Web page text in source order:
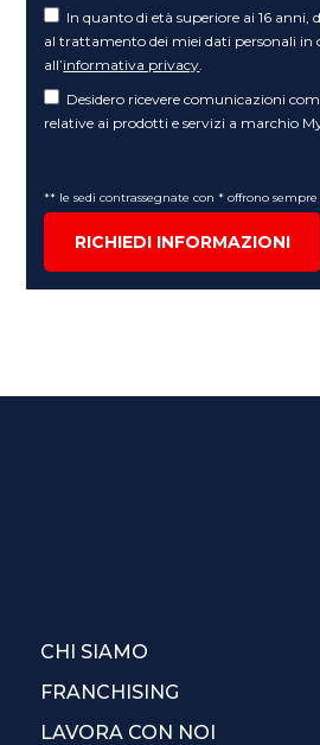
In quanto di età superiore ai 16 anni,
al trattamento dei miei dati personali in
all’informativa privacy
Desidero ricevere comunicazioni
relative ai prodotti e servizi a marchio
** le sedi contrassegnate con * offrono sempre
RICHIEDI INFORMAZIONI
CHI SIAMO
FRANCHISING
LAVORA CON NOI